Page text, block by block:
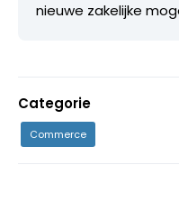
nieuwe zakelijke
Categorie
Commerce